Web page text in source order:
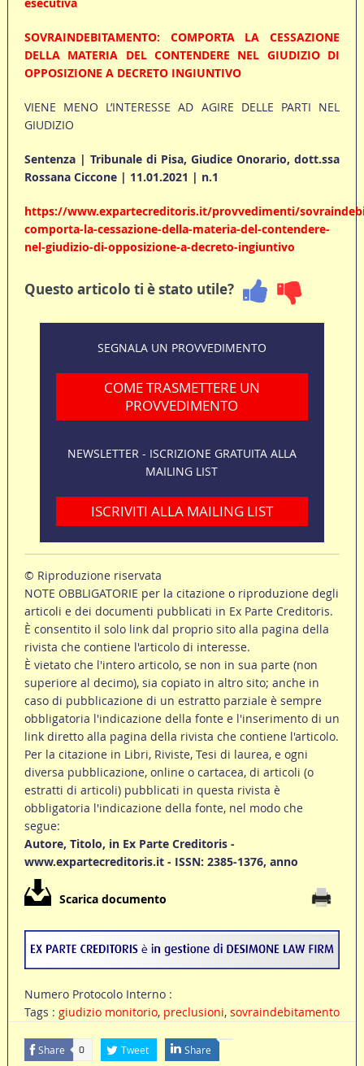
esecutiva
SOVRAINDEBITAMENTO: COMPORTA LA CESSAZIONE
DELLA MATERIA DEL CONTENDERE NEL GIUDIZIO DI
OPPOSIZIONE A DECRETO INGIUNTIVO
VIENE MENO L’INTERESSE AD AGIRE DELLE PARTI NEL
GIUDIZIO
Sentenza | Tribunale di Pisa, Giudice Onorario, dott.ssa
Rossana Ciccone | 11.01.2021 | n.1
https://www.expartecreditoris.it/provvedimenti/
comporta-la-cessazione-della-materia-del-contendere-
nel-giudizio-di-opposizione-a-decreto-ingiuntivo
Questo articolo ti è stato utile?
SEGNALA UN PROVVEDIMENTO
COME TRASMETTERE UN
PROVVEDIMENTO
NEWSLETTER - ISCRIZIONE GRATUITA ALLA
MAILING LIST
ISCRIVITI ALLA MAILING LIST
© Riproduzione riservata
NOTE OBBLIGATORIE per la citazione o riproduzione degli
articoli e dei documenti pubblicati in Ex Parte Creditoris.
È consentito il solo link dal proprio sito alla pagina della
rivista che contiene l'articolo di interesse.
È vietato che l'intero articolo, se non in sua parte (non
superiore al decimo), sia copiato in altro sito; anche in
caso di pubblicazione di un estratto parziale è sempre
obbligatoria l'indicazione della fonte e l'inserimento di un
link diretto alla pagina della rivista che contiene l'articolo.
Per la citazione in Libri, Riviste, Tesi di laurea, e ogni
diversa pubblicazione, online o cartacea, di articoli (o
estratti di articoli) pubblicati in questa rivista è
obbligatoria l'indicazione della fonte, nel modo che
segue:
Autore, Titolo, in Ex Parte Creditoris -
www.expartecreditoris.it - ISSN: 2385-1376, anno
Scarica documento
Numero Protocolo Interno :
Tags : giudizio monitorio, preclusioni, sovraindebitamento
Share 0 Tweet Share